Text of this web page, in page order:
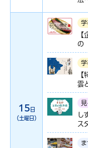
15 日
（土曜日）
学
の
学
雲
見
し
ス